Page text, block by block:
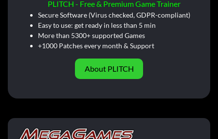
PLITCH - Free & Premium Game Trainer
Secure Software (Virus checked, GDPR-compliant)
Easy to use: get ready in less than 5 min
More than 5300+ supported Games
+1000 Patches every month & Support
About PLITCH